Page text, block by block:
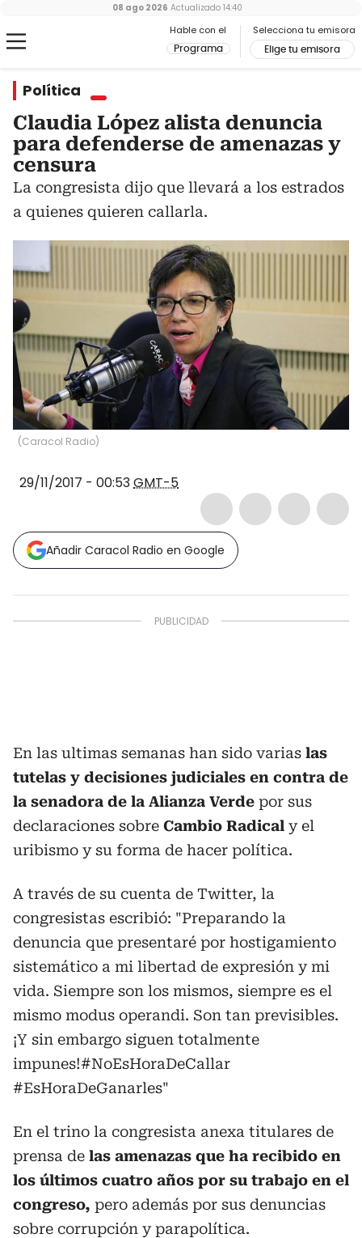
Hable con el
Programa
Selecciona tu emisora
Elige tu emisora
08 ago 2026 Actualizado 14:40
Política
Claudia López alista denuncia
para defenderse de amenazas y
censura
La congresista dijo que llevará a los estrados
a quienes quieren callarla.
(Caracol Radio)
29/11/2017 - 00:53GMT-5
Añadir Caracol Radio en Google
En las ultimas semanas han sido varias las
tutelas y decisiones judiciales en contra de
la senadora de la Alianza Verde por sus
declaraciones sobre Cambio Radical y el
uribismo y su forma de hacer política.
A través de su cuenta de Twitter, la
congresistas escribió: "Preparando la
denuncia que presentaré por hostigamiento
sistemático a mi libertad de expresión y mi
vida. Siempre son los mismos, siempre es el
mismo modus operandi. Son tan previsibles.
¡Y sin embargo siguen totalmente
impunes!#NoEsHoraDeCallar
#EsHoraDeGanarles"
En el trino la congresista anexa titulares de
prensa de las amenazas que ha recibido en
los últimos cuatro años por su trabajo en el
congreso, pero además por sus denuncias
sobre corrupción y parapolítica.